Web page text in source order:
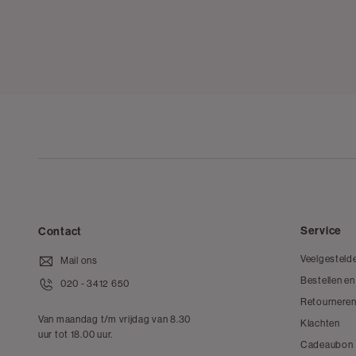
Contact
Mail ons
020 - 3412 650
Van maandag t/m vrijdag van 8.30
uur tot 18.00 uur.
Service
Bestellen
Klachten
Cadeaubon